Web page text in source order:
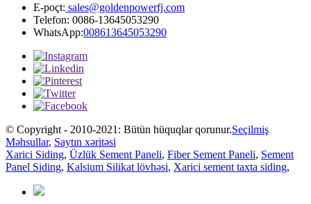
E-poçt: sales@goldenpowerfj.com
Telefon: 0086-13645053290
WhatsApp:008613645053290
© Copyright - 2010-2021: Bütün hüquqlar qorunur.Seçilmiş
Məhsullar, Saytın xəritəsi
Xarici Siding, Üzlük Sement Paneli, Fiber Sement Paneli, Sement
Panel Siding, Kalsium Silikat lövhəsi, Xarici sement taxta siding,